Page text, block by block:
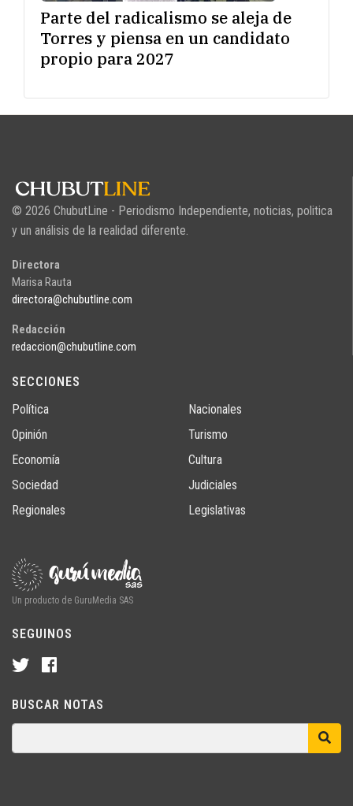
Parte del radicalismo se aleja de
Torres y piensa en un candidato
propio para 2027
© 2026 ChubutLine - Periodismo Independiente, noticias, politica
y un análisis de la realidad diferente.
Directora
Marisa Rauta
directora@chubutline.com
Redacción
redaccion@chubutline.com
SECCIONES
Política
Opinión
Economía
Sociedad
Regionales
Nacionales
Turismo
Cultura
Judiciales
Legislativas
Un producto de GuruMedia SAS
SEGUINOS
BUSCAR NOTAS